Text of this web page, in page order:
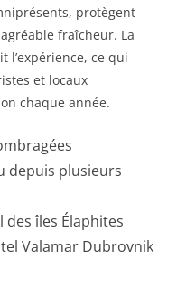
protègent
fraîcheur. La
ce qui
et locaux
chaque année.
depuis plusieurs
des îles Élaphites
Valamar Dubrovnik